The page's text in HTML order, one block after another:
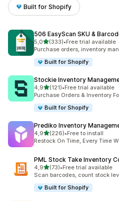
Built for Shopify
506 EasyScan SKU &
5,0z 5 hvězd
(333)
Celkový počet recenzí: 333
•Free trial available
Purchase orders, inventory
Built for Shopify
Stockie Inventory
4,9z 5 hvězd
(121)
Celkový počet recenzí: 121
•Free trial available
Purchase Orders & Inventory
Built for Shopify
Prediko Inventory
4,9z 5 hvězd
(226)
Celkový počet recenzí: 226
•Free to install
Restock On Time, Every Time
PML Stock Take Inventory
4,9z 5 hvězd
(73)
Celkový počet recenzí: 73
•Free trial available
Scan barcodes, count stock
Built for Shopify